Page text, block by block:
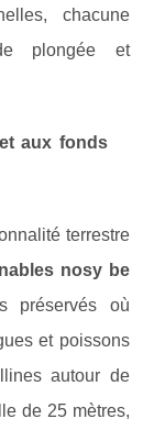
chacune
plongée et
aux fonds
terrestre
nosy be
préservés où
et poissons
autour de
de 25 mètres,